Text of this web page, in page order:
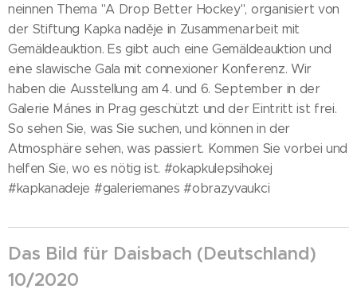
neinnen Thema "A Drop Better Hockey", organisiert von
der Stiftung Kapka naděje in Zusammenarbeit mit
Gemäldeauktion. Es gibt auch eine Gemäldeauktion und
eine slawische Gala mit connexioner Konferenz. Wir
haben die Ausstellung am 4. und 6. September in der
Galerie Mánes in Prag geschützt und der Eintritt ist frei.
So sehen Sie, was Sie suchen, und können in der
Atmosphäre sehen, was passiert. Kommen Sie vorbei und
helfen Sie, wo es nötig ist. #okapkulepsihokej
#kapkanadeje #galeriemanes #obrazyvaukci
Das Bild für Daisbach (Deutschland)
10/2020